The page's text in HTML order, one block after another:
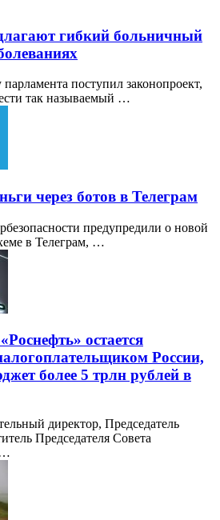
гибкий больничный
поступил законопроект,
так называемый …
через ботов в Телеграм
предупредили о новой
в Телеграм, …
остается
России,
более 5 трлн рублей в
директор, Председатель
Председателя Совета
…